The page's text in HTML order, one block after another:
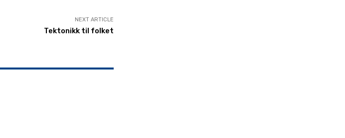
NEXT ARTICLE
Tektonikk til folket